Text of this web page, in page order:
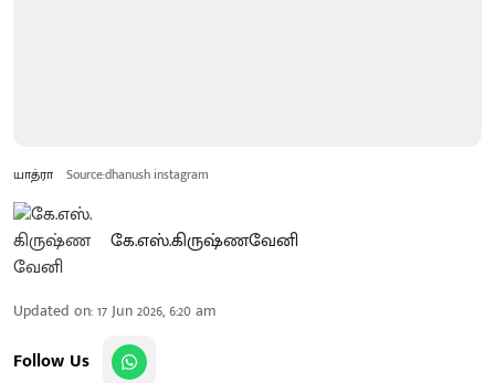
யாத்ரா Source:dhanush instagram
கே.எஸ்.கிருஷ்ணவேனி
Updated on:17 Jun 2026, 6:20 am
Follow Us